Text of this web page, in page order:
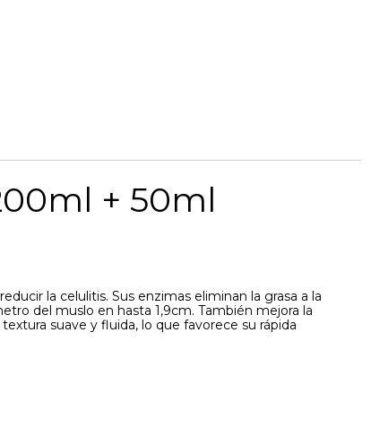
+ 50ml
la celulitis. Sus enzimas eliminan la grasa a la
del muslo en hasta 1,9cm. También mejora la
suave y fluida, lo que favorece su rápida